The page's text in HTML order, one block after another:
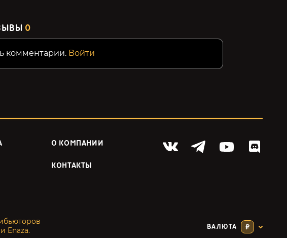
0
комментарии. Войти
О КОМПАНИИ
КОНТАКТЫ
Enaza.
ВАЛЮТА ₽